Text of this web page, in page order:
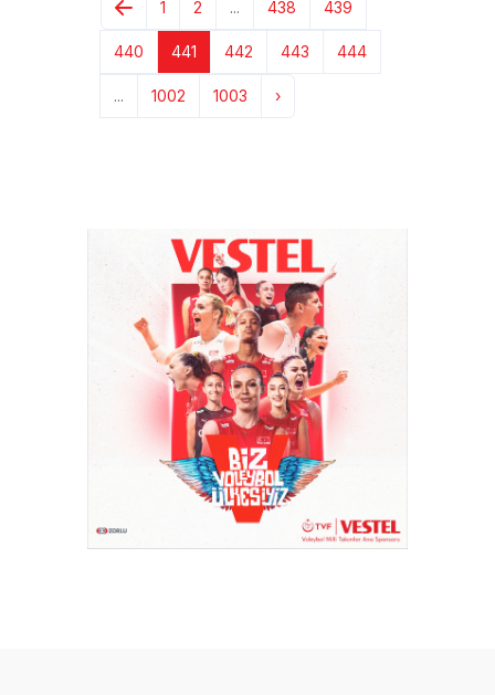
1 2 ... 438 439
440 441 442 443 444
... 1002 1003 ›